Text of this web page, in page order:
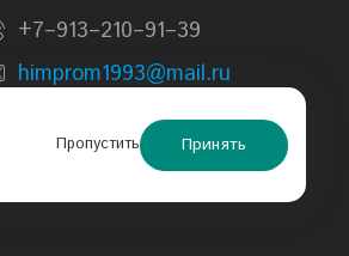
+7–913–210–91–39
himprom1993@mail.ru
Пропустить Принять